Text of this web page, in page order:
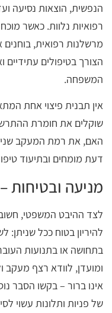
הנפשית, הוצאות נסיעה
רפואיות נלוות. כאשר
מרשלנות רפואית,
הצורך בטיפולים
המשפחה.
אין תבנית פיצוי אחת
שוקלים את חומרת
האם, את רמת המעקב
דעת מומחים ובתיעוד
מניעה ובטיחות
לצד ההיבט המשפטי,
להיריון בטוח ככל שניתן:
בתחושה או בתנועות
ומועדן, לוודא רצף מעקב
אינו ברור – בקשו הסבר
של פניות ותלונות עשוי